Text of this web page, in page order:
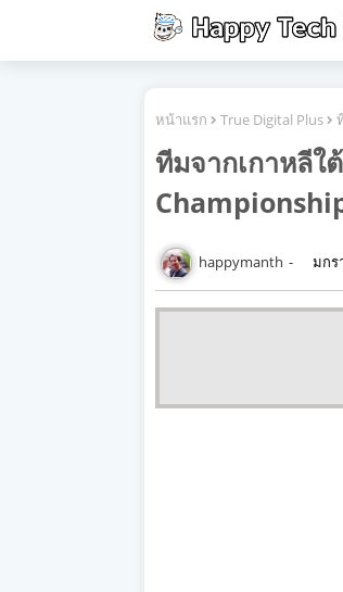
หน้าแรก True Digital Plus
ทีมจากเกาหลีใ
happymanth มกร